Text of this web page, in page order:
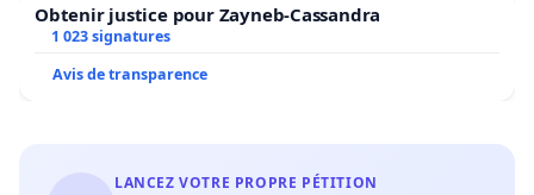
Obtenir justice pour Zayneb-Cassandra
1 023 signatures
Avis de transparence
LANCEZ VOTRE PROPRE PÉTITION